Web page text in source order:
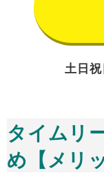
土日
タイムリ
め【メリ